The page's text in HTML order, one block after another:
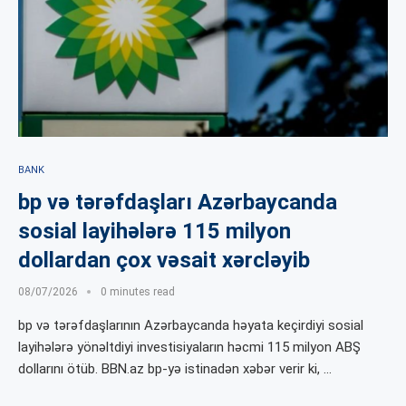
BANK
bp və tərəfdaşları Azərbaycanda
sosial layihələrə 115 milyon
dollardan çox vəsait xərcləyib
08/07/2026 0 minutes read
bp və tərəfdaşlarının Azərbaycanda həyata keçirdiyi sosial
layihələrə yönəltdiyi investisiyaların həcmi 115 milyon ABŞ
dollarını ötüb. BBN.az bp-yə istinadən xəbər verir ki, …